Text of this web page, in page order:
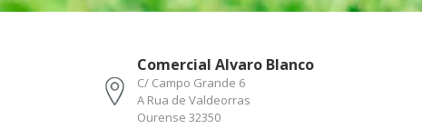
Comercial Alvaro Blanco
C/ Campo Grande 6
A Rua de Valdeorras
Ourense 32350